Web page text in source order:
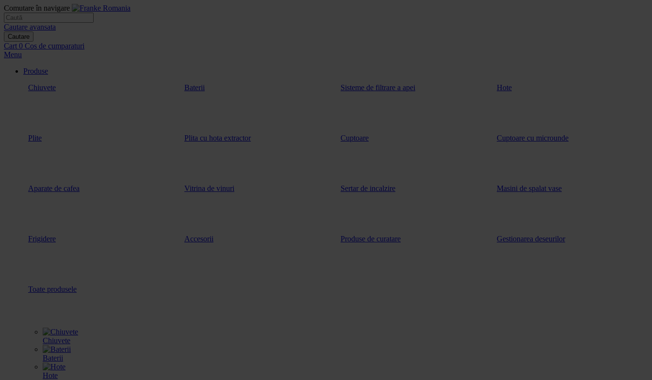
Comutare în navigare
Cautare avansata
Cautare
Cart 0 Cos de cumparaturi
Menu
Produse
Chiuvete
Baterii Sisteme de filtrare a apei Hote
Plite Plita cu hota extractor Cuptoare Cuptoare cu microunde
Aparate de cafea Vitrina de vinuri Sertar de incalzire Masini de spalat vase
Frigidere Accesorii Produse de curatare Gestionarea deseurilor
Toate produsele
Chiuvete
Baterii
Hote